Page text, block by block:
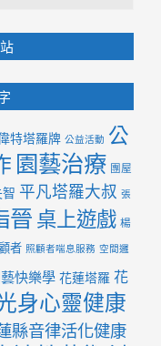
特塔羅牌 公益活動 公
園藝治療 團屋
平凡塔羅大叔 張
晉桌上遊戲 楊
者 照顧者喘息服務 空間邏
快樂學 花蓮塔羅 花
身心靈健康
縣音律活化健康